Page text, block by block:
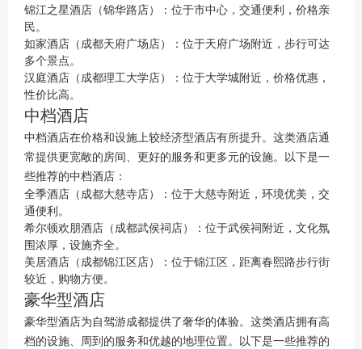
锦江之星酒店（锦华路店）：位于市中心，交通便利，价格亲
民。
如家酒店（成都天府广场店）：位于天府广场附近，步行可达
多个景点。
汉庭酒店（成都理工大学店）：位于大学城附近，价格优惠，
性价比高。
中档酒店
中档酒店在价格和设施上较经济型酒店有所提升。这类酒店通
常提供更宽敞的房间、更好的服务和更多元的设施。以下是一
些推荐的中档酒店：
全季酒店（成都大慈寺店）：位于大慈寺附近，环境优美，交
通便利。
希尔顿欢朋酒店（成都武侯祠店）：位于武侯祠附近，文化氛
围浓厚，设施齐全。
美居酒店（成都锦江区店）：位于锦江区，距离春熙路步行街
较近，购物方便。
豪华型酒店
豪华型酒店为自驾游成都提供了奢华的体验。这类酒店拥有高
档的设施、周到的服务和优越的地理位置。以下是一些推荐的